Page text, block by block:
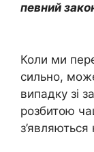
певний
Коли ми
сильно,
випадку зі
розбитою